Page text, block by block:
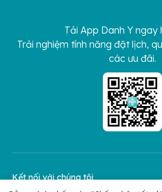
Tải App Danh Y ngay
Trải nghiệm tính năng đặt lịch,
các ưu đãi.
Kết nối với chúng tôi